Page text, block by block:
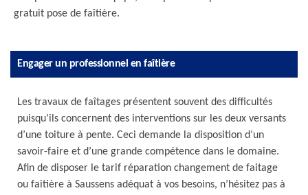
gratuit pose de faîtière.
Engager un professionnel en faîtière
Les travaux de faîtages présentent souvent des difficultés
puisqu’ils concernent des interventions sur les deux versants
d’une toiture à pente. Ceci demande la disposition d’un
savoir-faire et d’une grande compétence dans le domaine.
Afin de disposer le tarif réparation changement de faitage
ou faitière à Saussens adéquat à vos besoins, n’hésitez pas à